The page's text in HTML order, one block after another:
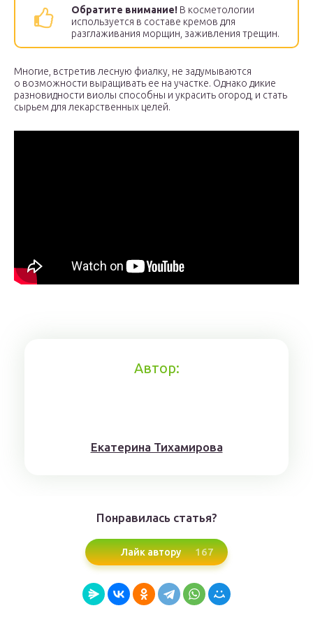
Обратите внимание! В косметологии
используется в составе кремов для
разглаживания морщин, заживления трещин.
Многие, встретив лесную фиалку, не задумываются
о возможности выращивать ее на участке. Однако дикие
разновидности виолы способны и украсить огород, и стать
сырьем для лекарственных целей.
Автор:
Eкaтерина Тихaмировa
Понравилась статья?
Лайк автору 167